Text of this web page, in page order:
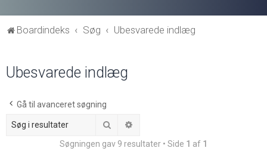
Boardindeks Søg Ubesvarede indlæg
Ubesvarede indlæg
Gå til avanceret søgning
Søg
Søgningen gav 9 resultater • Side 1 af 1